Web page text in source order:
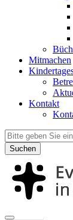
Mitmachen
Kontakt
Suchen